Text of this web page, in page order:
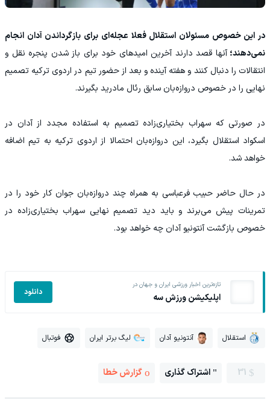
در این خصوص مسئولان استقلال فعلا عجله‌ای برای بازگرداندن آدان انجام
نمی‌دهند؛آنها قصد دارند آخرین امیدهای خود برای باز شدن پنجره نقل و
انتقالات را دنبال کنند و هفته آینده و بعد از حضور تیم در اردوی ترکیه تصمیم
نهایی را در خصوص دروازه‌‌بان سابق رئال مادرید بگیرند.
در صورتی که سهراب بختیاری‌زاده تصمیم به استفاده مجدد از آدان در
اسکواد استقلال بگیرد، این دروازه‌بان احتمالا از اردوی ترکیه به تیم اضافه
خواهد شد.
در حال حاضر حبیب فرعباسی به همراه چند دروازه‌بان جوان کار خود را در
تمرینات پیش می‌برند و باید دید تصمیم نهایی سهراب بختیاری‌زاده در
خصوص بازگشت آنتونیو آدان چه خواهد بود.
تازه‌ترین اخبار ورزشی ایران و جهان در
اپلیکیشن ورزش سه دانلود
استقلال آنتونیو آدان لیگ برتر ایران فوتبال
31 اشتراک گذاری گزارش خطا